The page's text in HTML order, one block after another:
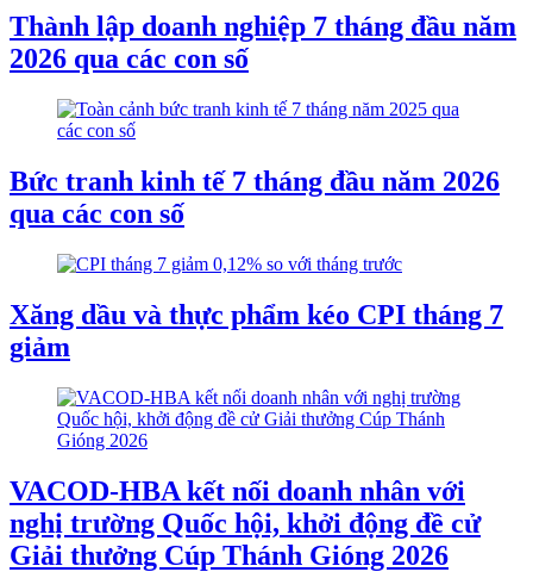
Thành lập doanh nghiệp 7 tháng đầu năm
2026 qua các con số
Bức tranh kinh tế 7 tháng đầu năm 2026
qua các con số
Xăng dầu và thực phẩm kéo CPI tháng 7
giảm
VACOD-HBA kết nối doanh nhân với
nghị trường Quốc hội, khởi động đề cử
Giải thưởng Cúp Thánh Gióng 2026